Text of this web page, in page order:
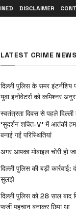
DISCLAIMER
LATEST CRIME NEWS
दिल्ली पुलिस के समर इंटर्नशिप
युवा इनोवेटर्स को कमिश्नर
स्वतंत्रता दिवस से पहले
‘सुदर्शन शक्ति-V’ में आतंकी
बनाई गईं परिस्थितियां
अगर आपका मोबाइल चोरी हो
दिल्ली पुलिस की बड़ी
सुलझे
दिल्ली पुलिस को 28 साल बाद
फर्जी पहचान बनाकर छिपा था